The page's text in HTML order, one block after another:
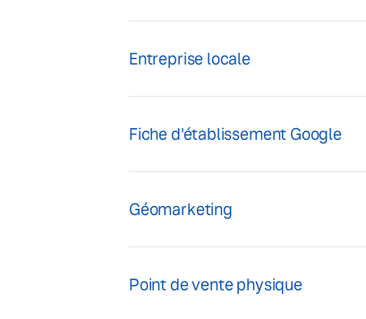
Entreprise locale
Fiche d'établissement Google
Géomarketing
Point de vente physique